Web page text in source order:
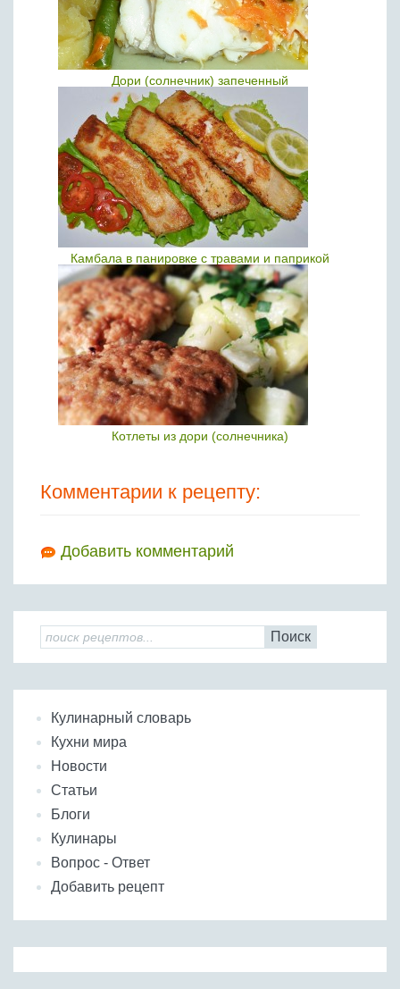
Дори (солнечник) запеченный
Камбала в панировке с травами и паприкой
Котлеты из дори (солнечника)
Комментарии к рецепту:
Добавить комментарий
Поиск
Кулинарный словарь
Кухни мира
Новости
Статьи
Блоги
Кулинары
Вопрос - Ответ
Добавить рецепт